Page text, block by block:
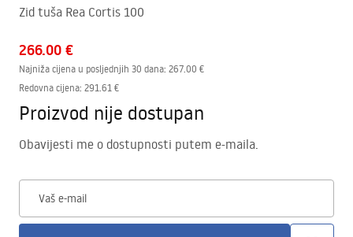
Zid tuša Rea Cortis 100
266.00 €
Najniža cijena u posljednjih 30 dana: 267.00 €
Redovna cijena: 291.61 €
Proizvod nije dostupan
Obavijesti me o dostupnosti putem e-maila.
Vaš e-mail